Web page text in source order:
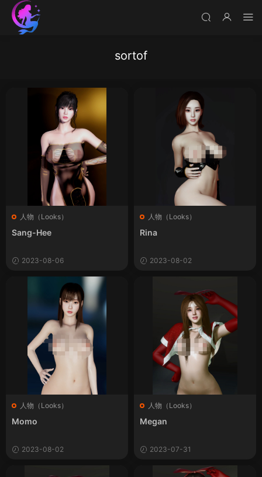
sortof
人物（Looks）
Sang-Hee
2023-08-06
人物（Looks）
Rina
2023-08-02
人物（Looks）
Momo
2023-08-02
人物（Looks）
Megan
2023-07-31